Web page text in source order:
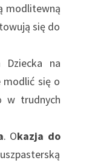
modlitewną
się do
Dziecka na
modlić się o
w trudnych
. Okazja do